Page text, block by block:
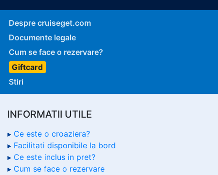
Despre cruiseget.com
Documente legale
Cum se face o rezervare?
Giftcard
Stiri
INFORMATII UTILE
Ce este o croaziera?
Facilitati disponibile la bord
Ce este inclus in pret?
Cum se face o rezervare